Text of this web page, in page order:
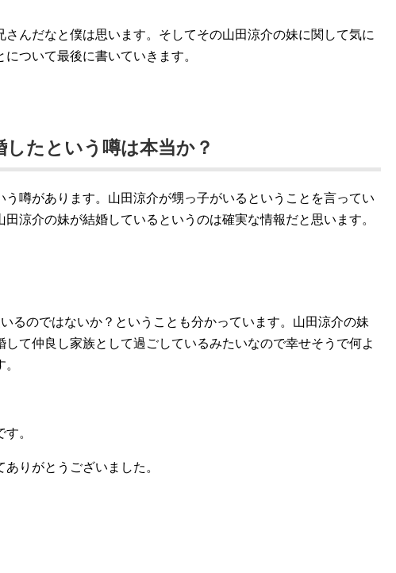
さんだなと僕は思います。そしてその山田涼介の妹に関して気に
ついて最後に書いていきます。
たという噂は本当か？
う噂があります。山田涼介が甥っ子がいるということを言ってい
涼介の妹が結婚しているというのは確実な情報だと思います。
るのではないか？ということも分かっています。山田涼介の妹
して仲良し家族として過ごしているみたいなので幸せそうで何よ
。
りがとうございました。